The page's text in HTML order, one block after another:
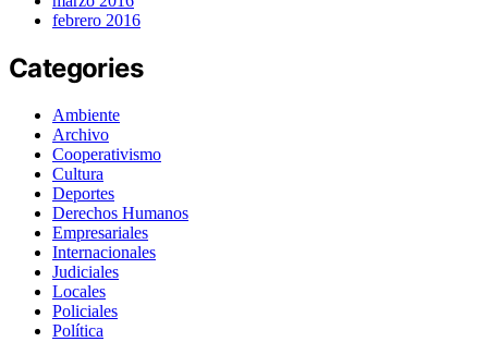
febrero 2016
Categories
Ambiente
Archivo
Cooperativismo
Cultura
Deportes
Derechos Humanos
Empresariales
Internacionales
Judiciales
Locales
Policiales
Política